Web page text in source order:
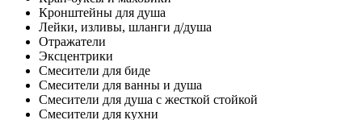
Кронштейны для душа
Лейки, изливы, шланги д/душа
Отражатели
Эксцентрики
Смесители для биде
Смесители для ванны и душа
Смесители для душа с жесткой стойкой
Смесители для кухни